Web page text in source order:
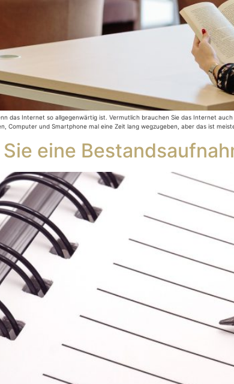
das Internet so allgegenwärtig ist. Vermutlich brauchen Sie das Internet
Computer und Smartphone mal eine Zeit lang wegzugeben, aber das ist
eine